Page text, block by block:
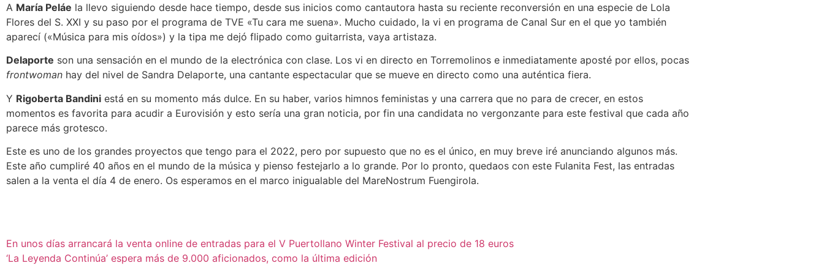
A María Peláe la llevo siguiendo desde hace tiempo, desde sus inicios como cantautora hasta su reciente reconversión en una especie de Lola
Flores del S. XXI y su paso por el programa de TVE «Tu cara me suena». Mucho cuidado, la vi en programa de Canal Sur en el que yo también
aparecí («Música para mis oídos») y la tipa me dejó flipado como guitarrista, vaya artistaza.
Delaporte son una sensación en el mundo de la electrónica con clase. Los vi en directo en Torremolinos e inmediatamente aposté por ellos, pocas
frontwoman hay del nivel de Sandra Delaporte, una cantante espectacular que se mueve en directo como una auténtica fiera.
Y Rigoberta Bandini está en su momento más dulce. En su haber, varios himnos feministas y una carrera que no para de crecer, en estos
momentos es favorita para acudir a Eurovisión y esto sería una gran noticia, por fin una candidata no vergonzante para este festival que cada año
parece más grotesco.
Este es uno de los grandes proyectos que tengo para el 2022, pero por supuesto que no es el único, en muy breve iré anunciando algunos más.
Este año cumpliré 40 años en el mundo de la música y pienso festejarlo a lo grande. Por lo pronto, quedaos con este Fulanita Fest, las entradas
salen a la venta el día 4 de enero. Os esperamos en el marco inigualable del MareNostrum Fuengirola.
En unos días arrancará la venta online de entradas para el V Puertollano Winter Festival al precio de 18 euros
‘La Leyenda Continúa’ espera más de 9.000 aficionados, como la última edición